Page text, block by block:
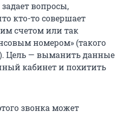
вопросы,
кто-то совершает
счетом или так
номером» (такого
Цель — выманить данные
кабинет и похитить
звонка может